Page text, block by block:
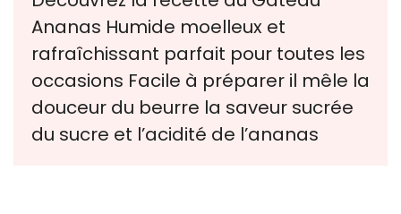
Ananas Humide moelleux et
rafraîchissant parfait pour toutes les
occasions Facile à préparer il mêle la
douceur du beurre la saveur sucrée
du sucre et l’acidité de l’ananas